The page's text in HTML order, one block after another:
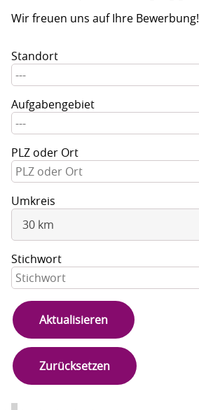
Wir freuen uns auf Ihre Bewerbung!
Standort
---
Aufgabengebiet
---
PLZ oder Ort
Umkreis
30 km
Stichwort
Zurücksetzen
Aktualisieren